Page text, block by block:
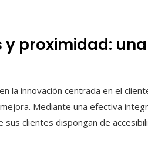
proximidad:
la innovación centrada en el
Mediante una efectiva
clientes dispongan de